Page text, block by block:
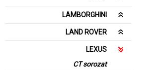
LAMBORGHINI
LAND ROVER
LEXUS
CT sorozat